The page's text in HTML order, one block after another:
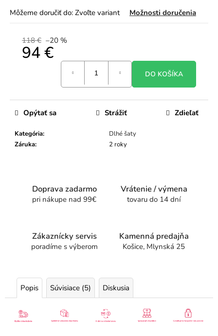
Môžeme doručiť do: Zvoľte variant Možnosti doručenia
118 € –20 %
94 €
DO KOŠÍKA
Kategória:
Dlhé šaty
Záruka: 2 roky
Opýtať sa Strážiť Zdieľať
Doprava zadarmo
pri nákupe nad 99€
Vrátenie / výmena
tovaru do 14 dní
Zákaznícky servis
poradíme s výberom
Kamenná predajňa
Košice, Mlynská 25
Popis Súvisiace (5) Diskusia